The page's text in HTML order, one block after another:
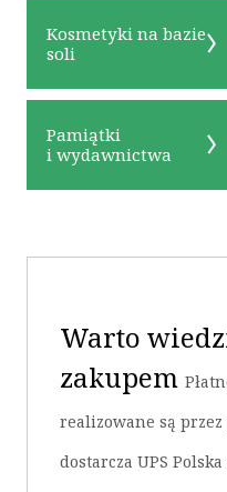
Kosmetyki na bazie
soli
Pamiątki
i wydawnictwa
Warto
zakupem
realizowane są
dostarcza UPS